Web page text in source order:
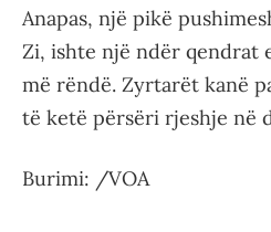
Anapas, një pikë
Zi, ishte një ndër qendrat
më rëndë. Zyrtarët kanë
të ketë përsëri rjeshje në
Burimi: /VOA